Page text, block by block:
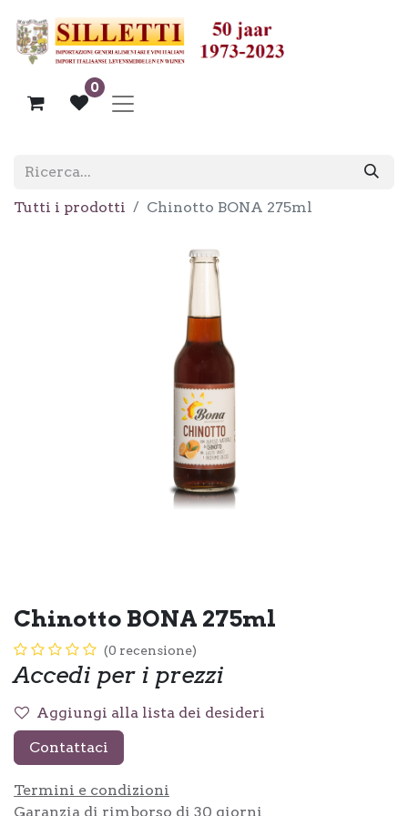
0
Tutti i prodotti Chinotto BONA 275ml
Chinotto BONA 275ml
(0 recensione)
Accedi per i prezzi
Aggiungi alla lista dei desideri
Contattaci
Termini e condizioni
Garanzia di rimborso di 30 giorni